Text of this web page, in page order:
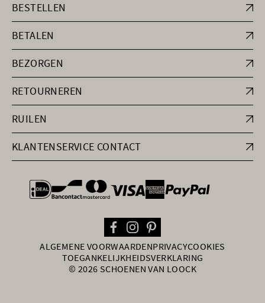
BESTELLEN
BETALEN
BEZORGEN
RETOURNEREN
RUILEN
KLANTENSERVICE CONTACT
general.paymentOptions
ALGEMENE VOORWAARDENPRIVACYCOOKIES
TOEGANKELIJKHEIDSVERKLARING
© 2026 SCHOENEN VAN LOOCK